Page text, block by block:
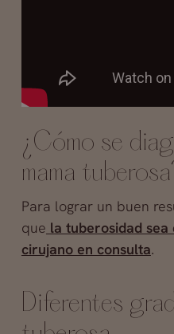
¿Cómo se
mama
Para lograr un buen
que la tuberosidad
cirujano en consulta.
Diferentes